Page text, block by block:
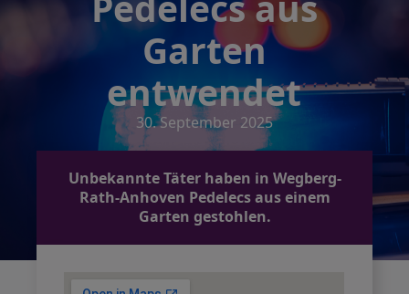
Garten
entwendet
30. September 2025
Unbekannte Täter haben in Wegberg-
Rath-Anhoven Pedelecs aus einem
Garten gestohlen.